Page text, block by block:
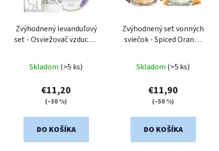
Zvýhodnený levanduľový
set - Osviežovač vzduchu,
Skladom (>5 ks)
€11,20
(–30 %)
DO KOŠÍKA
Zvýhodnený set vonných
sviečok - Spiced Orange
Skladom (>5 ks)
€11,90
(–50 %)
DO KOŠÍKA